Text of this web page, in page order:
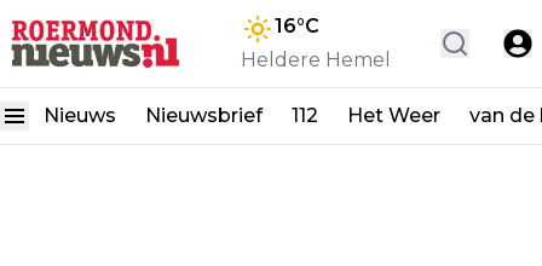
16°C
Heldere Hemel
Nieuws Nieuwsbrief 112 Het Weer van de